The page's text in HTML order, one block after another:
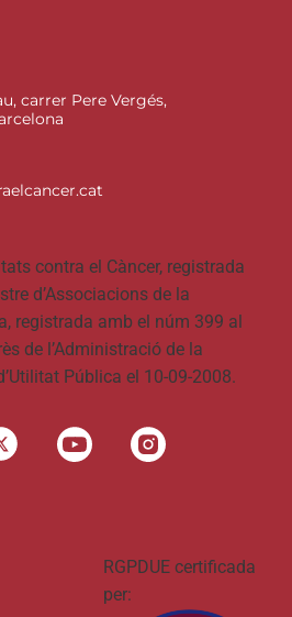
carrer Pere Vergés,
contra el Càncer, registrada
d’Associacions de la
registrada amb el núm 399 al
de l’Administració de la
Pública el 10-09-2008.
RGPDUE certificada
per: